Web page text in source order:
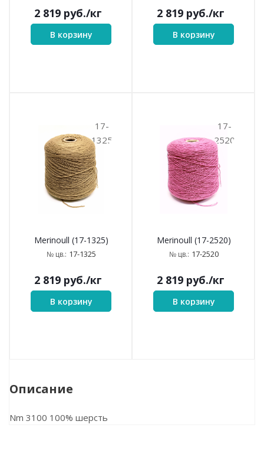
2 819 руб./кг
В корзину
2 819 руб./кг
В корзину
17-
1325
Merinoull (17-1325)
№ цв.: 17-1325
2 819 руб./кг
В корзину
17-
2520
Merinoull (17-2520)
№ цв.: 17-2520
2 819 руб./кг
В корзину
Описание
Nm 3100 100% шерсть